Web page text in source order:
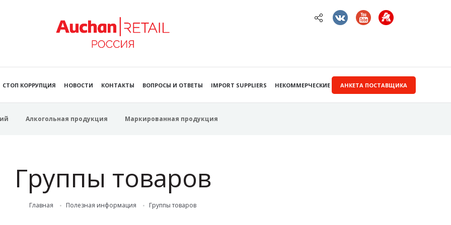
АНКЕТА ПОСТАВЩИКА
СТОП КОРРУПЦИЯ НОВОСТИ КОНТАКТЫ ВОПРОСЫ И ОТВЕТЫ IMPORT SUPPLIERS НЕКОММЕРЧЕСКИЕ ЗАКУПКИ
Алкогольная продукция Маркированная продукция
Группы товаров
Главная Полезная информация Группы товаров